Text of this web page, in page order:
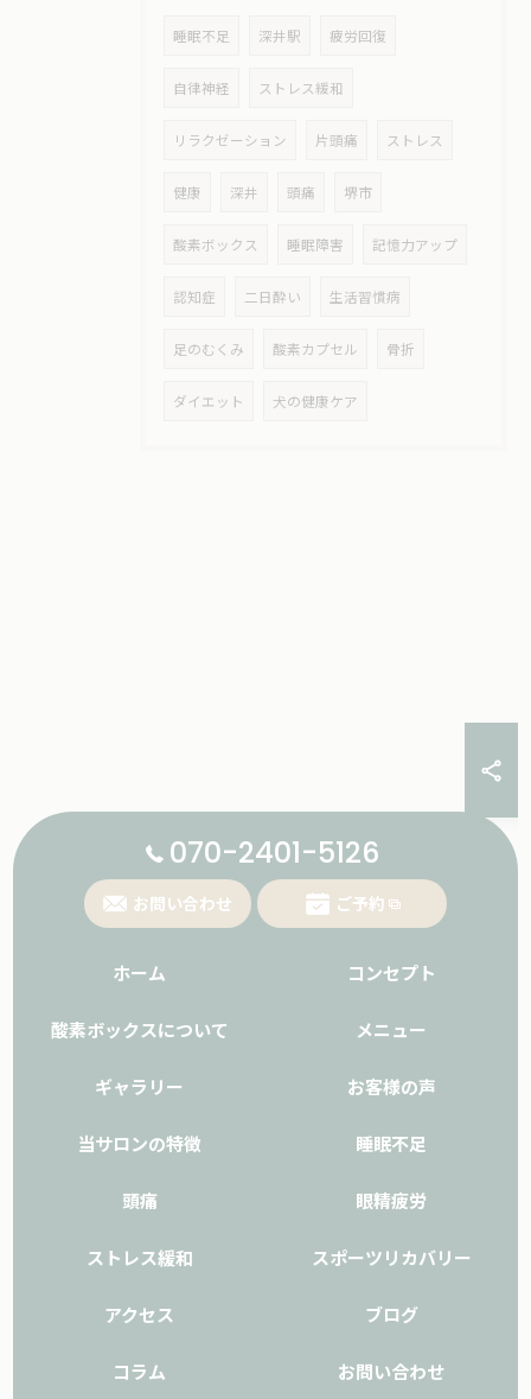
睡眠不足 深井駅 疲労回復
自律神経 ストレス緩和
リラクゼーション 片頭痛 ストレス
健康 深井 頭痛 堺市
酸素ボックス 睡眠障害 記憶力アップ
認知症 二日酔い 生活習慣病
足のむくみ 酸素カプセル 骨折
ダイエット 犬の健康ケア
070-2401-5126
お問い合わせ ご予約
ホーム コンセプト
酸素ボックスについて メニュー
ギャラリー お客様の声
当サロンの特徴 睡眠不足
頭痛 眼精疲労
ストレス緩和 スポーツリカバリー
アクセス ブログ
コラム お問い合わせ